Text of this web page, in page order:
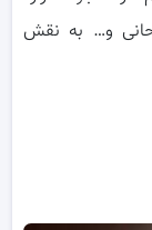
و… به نقش